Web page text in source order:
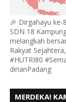
🎉 Dirgahayu ke-
SDN 18
melangkah
Rakyat
#HUTRI80
dirianPadang
MERDEKA!